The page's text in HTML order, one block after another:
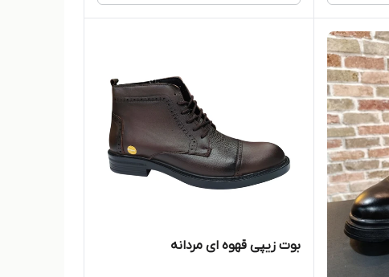
بوت زیپی قهوه ای مردانه